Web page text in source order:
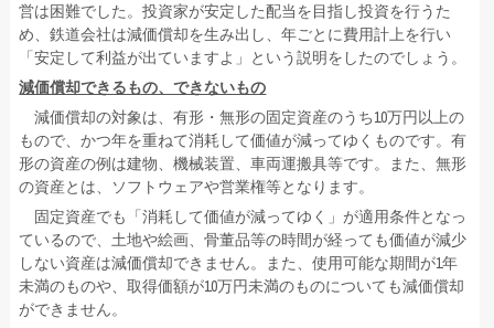
営は困難でした。投資家が安定した配当を目指し投資を行うた
め、鉄道会社は減価償却を生み出し、年ごとに費用計上を行い
「安定して利益が出ていますよ」という説明をしたのでしょう。
減価償却できるもの、できないもの
減価償却の対象は、有形・無形の固定資産のうち10万円以上の
もので、かつ年を重ねて消耗して価値が減ってゆくものです。有
形の資産の例は建物、機械装置、車両運搬具等です。また、無形
の資産とは、ソフトウェアや営業権等となります。
固定資産でも「消耗して価値が減ってゆく」が適用条件となっ
ているので、土地や絵画、骨董品等の時間が経っても価値が減少
しない資産は減価償却できません。また、使用可能な期間が1年
未満のものや、取得価額が10万円未満のものについても減価償却
ができません。